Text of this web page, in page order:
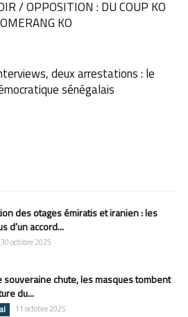
/ OPPOSITION : DU COUP KO
KO
deux arrestations : le
sénégalais
des otages émiratis et iranien : les
d’un accord...
30 octobre 2025
souveraine chute, les masques tombent
du...
11 octobre 2025